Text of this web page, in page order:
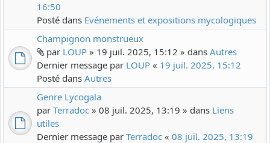
16:50
Posté dans Evénements et expositions mycologiques
Champignon monstrueux
par LOUP » 19 juil. 2025, 15:12 » dans Autres
Dernier message par LOUP « 19 juil. 2025, 15:12
Posté dans Autres
Genre Lycogala
par Terradoc » 08 juil. 2025, 13:19 » dans Liens
utiles
Dernier message par Terradoc « 08 juil. 2025, 13:19